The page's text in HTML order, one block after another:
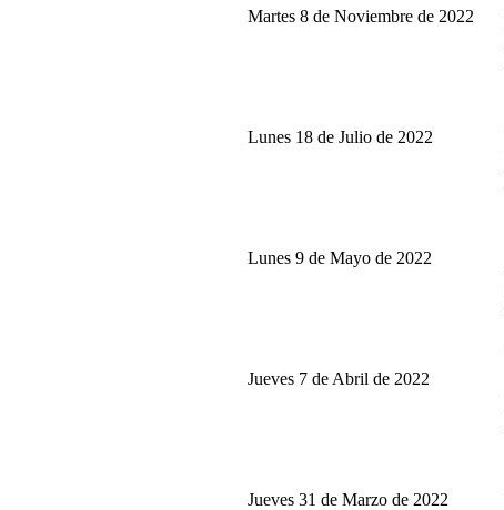
Martes 8 de Noviembre de 2022
Lunes 18 de Julio de 2022
Lunes 9 de Mayo de 2022
Jueves 7 de Abril de 2022
Jueves 31 de Marzo de 2022